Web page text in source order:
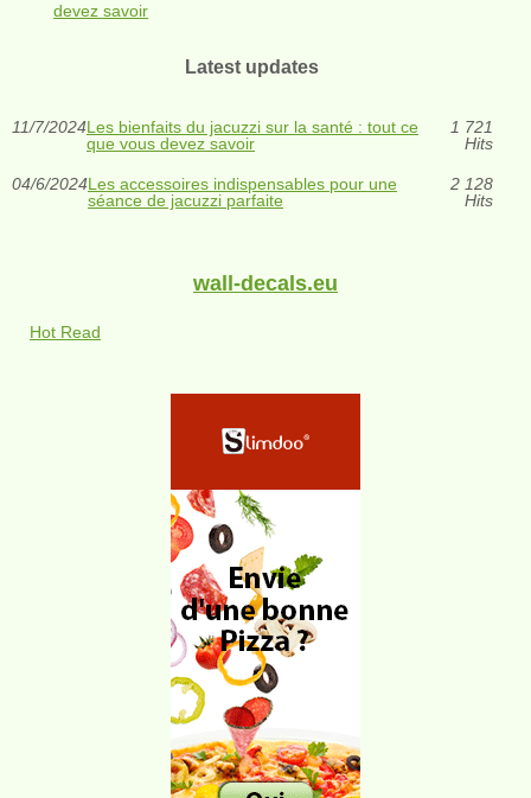
devez savoir
Latest updates
11/7/2024Les bienfaits du jacuzzi sur la santé : tout ce
que vous devez savoir
1 721
Hits
04/6/2024Les accessoires indispensables pour une
séance de jacuzzi parfaite
2 128
Hits
wall-decals.eu
Hot Read